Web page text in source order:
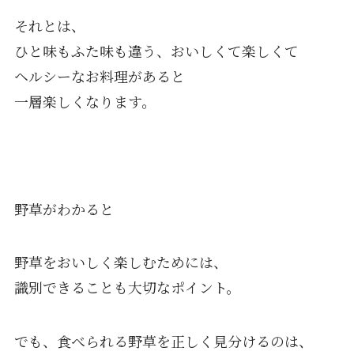
それとは、
ひと味もふた味も違う、おいしくて楽しくて
ヘルシーなお料理があると
一層楽しくなります。
野草がわかると
野草をおいしく楽しむためには、
識別できることも大切なポイント。
でも、食べられる野草を正しく見分けるのは、